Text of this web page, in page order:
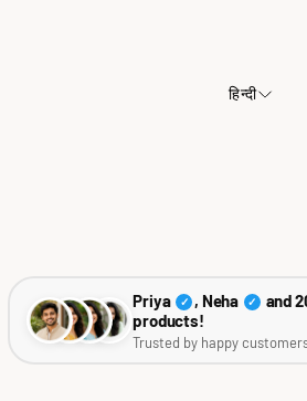
हिन्दी
Priya ✓ , Neha ✓
and
products!
Trusted by happy